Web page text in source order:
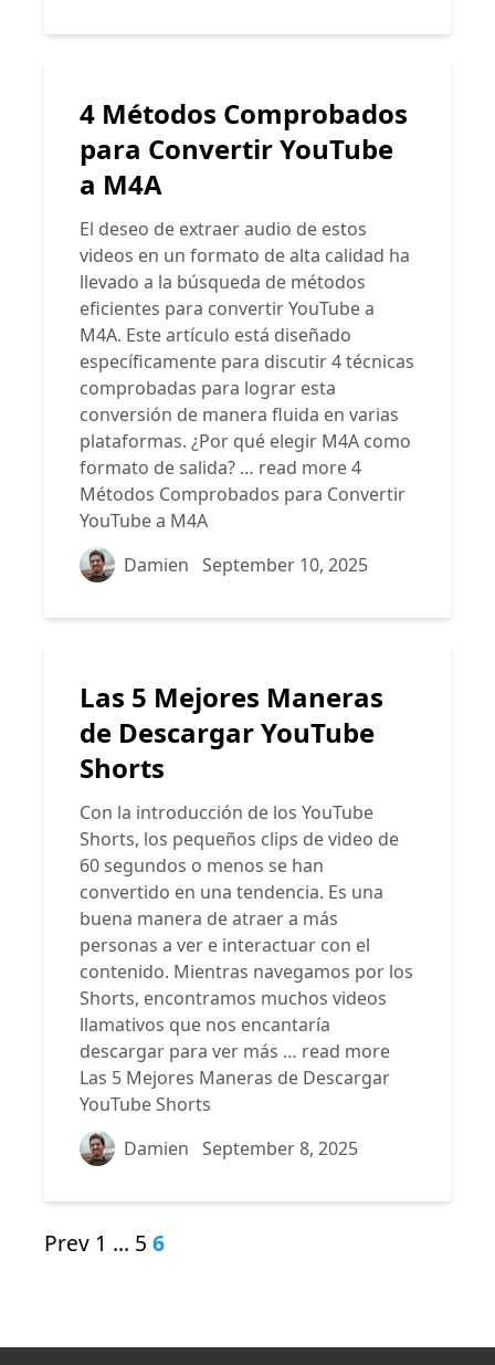
4 Métodos Comprobados
para Convertir YouTube
a M4A
El deseo de extraer audio de estos
videos en un formato de alta calidad ha
llevado a la búsqueda de métodos
eficientes para convertir YouTube a
M4A. Este artículo está diseñado
específicamente para discutir 4 técnicas
comprobadas para lograr esta
conversión de manera fluida en varias
plataformas. ¿Por qué elegir M4A como
formato de salida? … read more4
Métodos Comprobados para Convertir
YouTube a M4A
Damien September 10, 2025
Las 5 Mejores Maneras
de Descargar YouTube
Shorts
Con la introducción de los YouTube
Shorts, los pequeños clips de video de
60 segundos o menos se han
convertido en una tendencia. Es una
buena manera de atraer a más
personas a ver e interactuar con el
contenido. Mientras navegamos por los
Shorts, encontramos muchos videos
llamativos que nos encantaría
descargar para ver más … read more
Las 5 Mejores Maneras de Descargar
YouTube Shorts
Damien September 8, 2025
Prev 1 … 5 6